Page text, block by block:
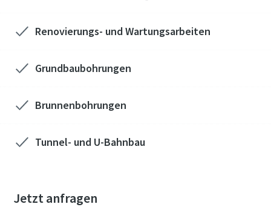
Renovierungs- und Wartungsarbeiten
Grundbaubohrungen
Brunnenbohrungen
Tunnel- und U-Bahnbau
Jetzt anfragen